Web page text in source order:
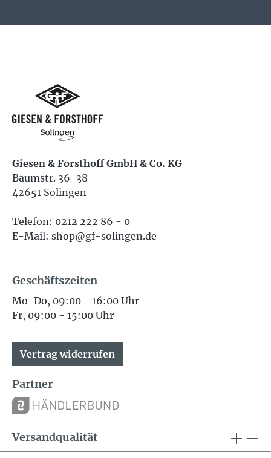
Giesen & Forsthoff GmbH & Co. KG
Baumstr. 36-38
42651 Solingen
Telefon: 0212 222 86 - 0
E-Mail: shop@gf-solingen.de
Geschäftszeiten
Mo-Do, 09:00 - 16:00 Uhr
Fr, 09:00 - 15:00 Uhr
Vertrag widerrufen
Partner
Versandqualität